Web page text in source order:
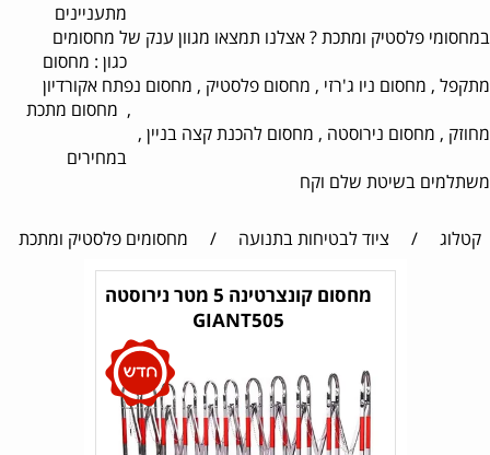
מתעניינים
במחסומי פלסטיק ומתכת ? אצלנו תמצאו מגוון ענק של מחסומים
כגון : מחסום
מתקפל , מחסום ניו ג'רזי , מחסום פלסטיק , מחסום נפתח אקורדיון
, מחסום מתכת
מחוזק , מחסום נירוסטה , מחסום להכנת קצה בניין ,
במחירים
משתלמים בשיטת שלם וקח
קטלוג / ציוד לבטיחות בתנועה / מחסומים פלסטיק ומתכת
מחסום קונצרטינה 5 מטר נירוסטה
GIANT505